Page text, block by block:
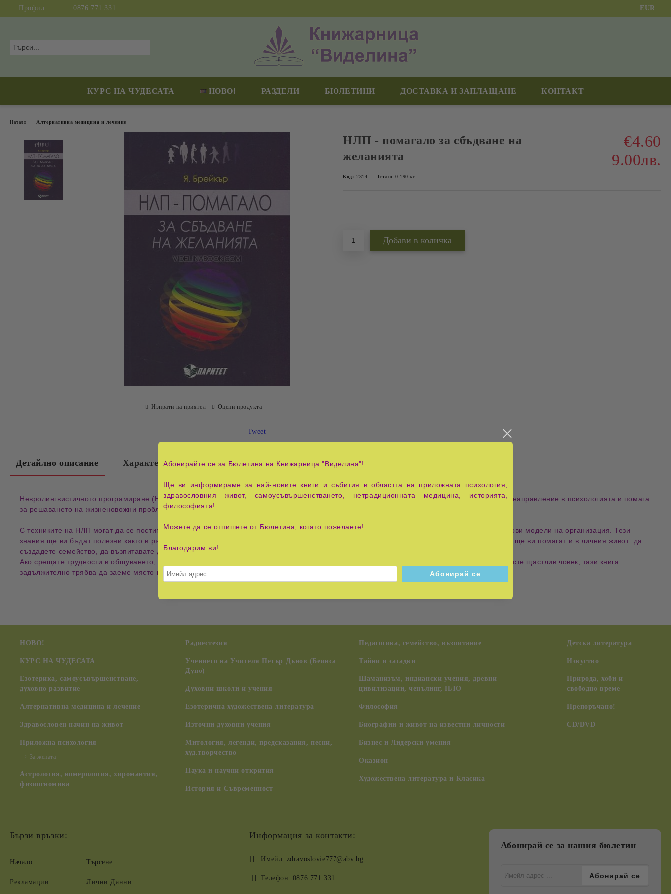
Профил 0876 771 331 EUR
КУРС НА ЧУДЕСАТА НОВО! РАЗДЕЛИ БЮЛЕТИНИ ДОСТАВКА И ЗАПЛАЩАНЕ КОНТАКТ
Начало Алтернативна медицина и лечение
НЛП - помагало за сбъдване на
желанията
€4.60
9.00лв.
Код: 2314 Тегло: 0.190 кг
Изпрати на приятел Оцени продукта
Tweet
Детайлно описание Характеристики
Невролингвистичното програмиране (НЛП) изследва механизма на това, как хората мислят и възприемат света. То е сравнително младо направление в психологията и помага
за решаването на жизненовожни проблеми.
С техниките на НЛП могат да се постигнат дълбоки промени: изграждане на лидерски качества, подобряване на бизнеса, усвояване на нови модели на организация. Тези
знания ще ви бъдат полезни както в ръководството на големи корпорации, така и за малкия семеен бизнес. Уменията да използвате НЛП ще ви помагат и в личния живот: да
създадете семейство, да възпитавате добре децата си, да бъде уважавани, да се радвате на добро здраве и материално охолство.
Ако срещате трудности в общуването, ако самооценката ви се разминава с действителността или просто имате желание да успеете и да сте щастлив човек, тази книга
задължително трябва да заеме място в личната ви библиотека.
НОВО!
КУРС НА ЧУДЕСАТА
Езотерика, самоусъвършенстване,
духовно развитие
Алтернативна медицина и лечение
Здравословен начин на живот
Приложна психология
За жената
Астрология, номерология, хиромантия,
физиогномика
Радиестезия
Учението на Учителя Петър Дънов (Беинса
Дуно)
Духовни школи и учения
Езотерична художествена литература
Източни духовни учения
Митология, легенди, предсказания, песни,
худ.творчество
Наука и научни открития
История и Съвременност
Педагогика, семейство, възпитание
Тайни и загадки
Шаманизъм, индиански учения, древни
цивилизации, ченълинг, НЛО
Философия
Биографии и живот на известни личности
Бизнес и Лидерски умения
Оказион
Художествена литература и Класика
Детска литература
Изкуство
Природа, хоби и
свободно време
Препоръчано!
CD/DVD
Бързи връзки:
Начало
Рекламации
Търсене
Лични Данни
Информация за контакти:
Имейл: zdravoslovie777@abv.bg
Телефон: 0876 771 331
Абонирай се за нашия бюлетин
Абонирайте се за Бюлетина на Книжарница "Виделина"!
Ще ви информираме за най-новите книги и събития в областта на приложната психология,
здравословния живот, самоусъвършенстването, нетрадиционната медицина, историята,
философията!
Можете да се отпишете от Бюлетина, когато пожелаете!
Благодарим ви!